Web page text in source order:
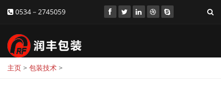
0534－2745059
主页 > 包装技术 >